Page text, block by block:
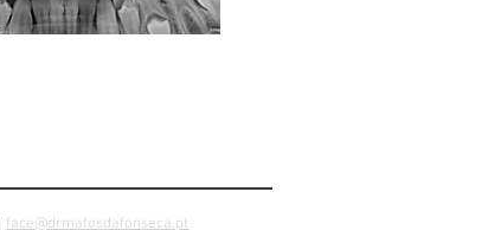
face@drmatosdafonseca.pt